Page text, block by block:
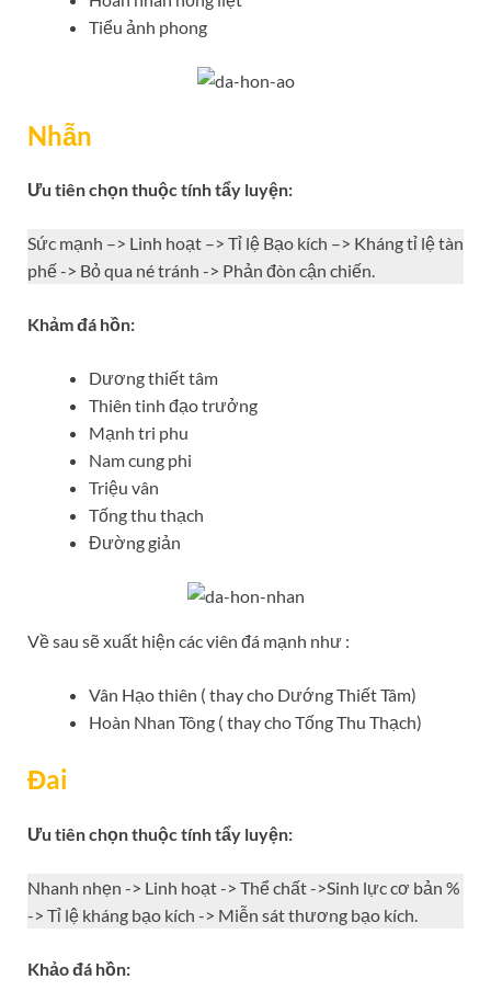
Tiểu ảnh phong
Nhẫn
Ưu tiên chọn thuộc tính tẩy luyện:
Sức mạnh –> Linh hoạt –> Tỉ lệ Bạo kích –> Kháng tỉ lệ tàn
phế -> Bỏ qua né tránh -> Phản đòn cận chiến.
Khảm đá hồn:
Dương thiết tâm
Thiên tinh đạo trưởng
Mạnh tri phu
Nam cung phi
Triệu vân
Tống thu thạch
Đường giản
Về sau sẽ xuất hiện các viên đá mạnh như :
Vân Hạo thiên ( thay cho Dướng Thiết Tâm)
Hoàn Nhan Tông ( thay cho Tống Thu Thạch)
Đai
Ưu tiên chọn thuộc tính tẩy luyện:
Nhanh nhẹn -> Linh hoạt -> Thể chất ->Sinh lực cơ bản %
-> Tỉ lệ kháng bạo kích -> Miễn sát thương bạo kích.
Khảo đá hồn: